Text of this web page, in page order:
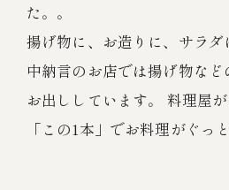
た。。
揚げ物に、お造りに、サラダ
中納言のお店では揚げ物な
お出ししています。 料理屋が
「この1本」でお料理がぐっ